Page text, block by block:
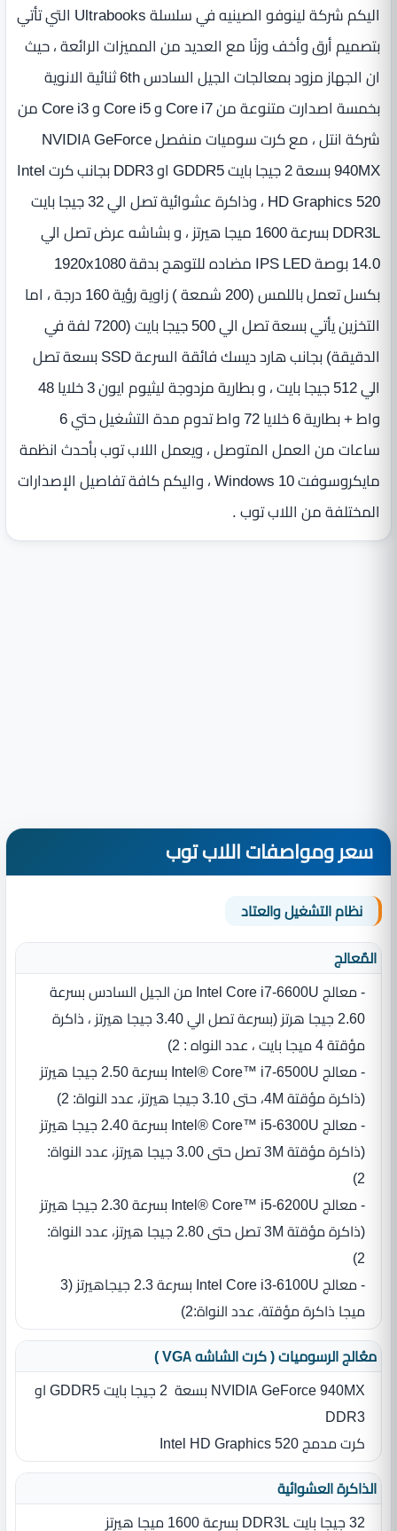
اليكم شركة لينوفو الصينيه في سلسلة Ultrabooks التي تأتي
بتصميم أرق وأخف وزنًا مع العديد من المميزات الرائعة ، حيث
ان الجهاز مزود بمعالجات الجيل السادس 6th ثنائية الانوية
بخمسة اصدارت متنوعة من Core i7 و Core i5 و Core i3 من
شركة انتل ، مع كرت سوميات منفصل NVIDIA GeForce
940MX بسعة ‏2 جيجا بايت GDDR5 او DDR3 بجانب كرت Intel
HD Graphics 520 ، وذاكرة عشوائية تصل الي 32 جيجا بايت
DDR3L بسرعة 1600 ميجا هيرتز ، و بشاشه عرض تصل الي
بكسل تعمل باللمس (200 شمعة ) زاوية رؤية 160 درجة ، اما
التخزين يأتي بسعة تصل الي 500 جيجا بايت ‏(‏7200 لفة في
الدقيقة‏)‏ بجانب هارد ديسك فائقة السرعة SSD بسعة تصل
الي 512 جيجا بايت ، و بطارية مزدوجة ليثيوم ايون 3 خلايا 48
واط + بطارية 6 خلايا 72 واط تدوم مدة التشغيل حتي 6
ساعات من العمل المتوصل ، ويعمل اللاب توب بأحدث انظمة
مايكروسوفت Windows 10 ، واليكم كافة تفاصيل الإصدارات
المختلفة من اللاب توب .
سعر ومواصفات اللاب توب
نظام التشغيل والعتاد
المٌعالج
- معالج Intel Core i7-6600U من الجيل السادس بسرعة
2.60 جيجا هرتز (بسرعة تصل الي 3.40 جيجا هيرتز ، ذاكرة
مؤقتة 4 ميجا بايت ، عدد النواه : 2)
- معالج Intel® Core™ i7‎-6500U بسرعة 2.50 جيجا هيرتز
‏(‏ذاكرة مؤقتة 4M، حتى 3.10 جيجا هيرتز، عدد النواة‏:‏ 2‏)‏
- معالج Intel® Core™ i5-6300U بسرعة 2.40 جيجا هيرتز
‏(‏ذاكرة مؤقتة 3M تصل حتى 3.00 جيجا هيرتز، عدد النواة‏:‏
2‏)‏
- معالج Intel® Core™ i5‎-6200U بسرعة 2.30 جيجا هيرتز
‏(‏ذاكرة مؤقتة 3M تصل حتى 2.80 جيجا هيرتز، عدد النواة‏:‏
2‏)‏
- معالج Intel Core i3-6100U بسرعة 2.3 جيجاهيرتز ‏(‏3
ميجا ذاكرة مؤقتة، عدد النواة‏:‏2‏)‏
معُالج الرسوميات ( كرت الشاشه VGA )
NVIDIA GeForce 940MX بسعة ‏ 2 جيجا بايت GDDR5 او
DDR3
كرت مدمج Intel HD Graphics 520
الذاكرة العشوائية
32 جيجا بايت DDR3L بسرعة 1600 ميجا هيرتز